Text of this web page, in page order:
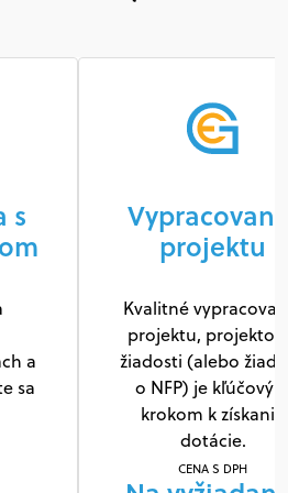
s
a
sa
projektu
Kvalitné
projektu,
žiadosti (alebo
o NFP) je
krokom k získaniu
dotácie.
CENA S DPH